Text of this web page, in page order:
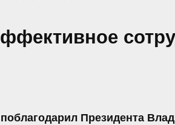
Президента